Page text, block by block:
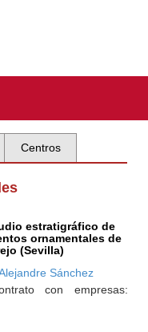
Centros
estratigráfico de
ornamentales de
(Sevilla)
Sánchez
con empresas: